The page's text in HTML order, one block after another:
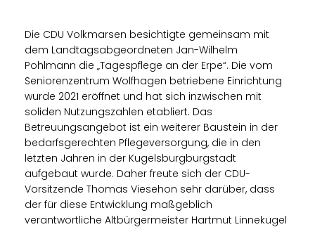
Die CDU Volkmarsen besichtigte gemeinsam mit
dem Landtagsabgeordneten Jan-Wilhelm
Pohlmann die „Tagespflege an der Erpe“. Die vom
Seniorenzentrum Wolfhagen betriebene Einrichtung
wurde 2021 eröffnet und hat sich inzwischen mit
soliden Nutzungszahlen etabliert. Das
Betreuungsangebot ist ein weiterer Baustein in der
bedarfsgerechten Pflegeversorgung, die in den
letzten Jahren in der Kugelsburgburgstadt
aufgebaut wurde. Daher freute sich der CDU-
Vorsitzende Thomas Viesehon sehr darüber, dass
der für diese Entwicklung maßgeblich
verantwortliche Altbürgermeister Hartmut Linnekugel